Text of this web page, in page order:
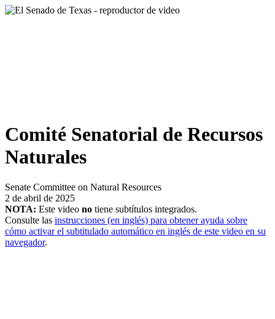
Comité Senatorial de Recursos
Naturales
Senate Committee on Natural Resources
2 de abril de 2025
NOTA: Este video no tiene subtítulos integrados.
Consulte las instrucciones (en inglés) para obtener ayuda sobre
cómo activar el subtitulado automático en inglés de este video en su
navegador.